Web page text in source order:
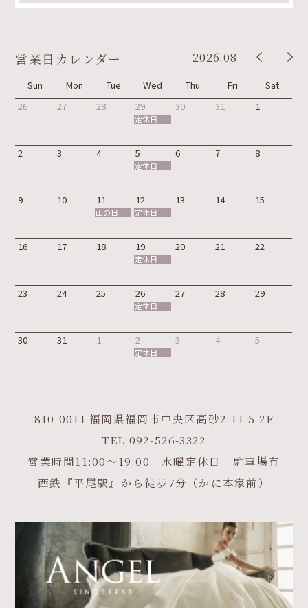
営業日カレンダー 2026.08
Sun Mon Tue Wed Thu Fri
Sat
26
27 28 29
定休日
30 31 1
2 3 4 5
定休日
6 7 8
9 10 11
山の日
12
定休日
13 14 15
16 17 18 19
定休日
20 21 22
23 24 25 26
定休日
27 28 29
30 31 1 2
定休日
3 4 5
810-0011 福岡県福岡市中央区高砂2-11-5 2F
TEL 092-526-3322
営業時間11:00～19:00 水曜定休日 駐車場有
西鉄『平尾駅』から徒歩7分（かに本家前）